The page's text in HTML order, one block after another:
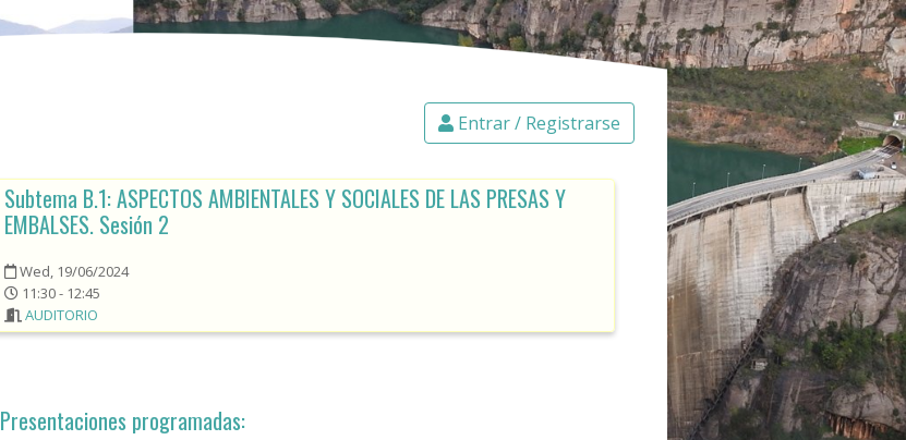
Entrar / Registrarse
Subtema B.1: ASPECTOS AMBIENTALES Y SOCIALES DE LAS PRESAS Y
EMBALSES. Sesión 2
Wed, 19/06/2024
11:30 - 12:45
AUDITORIO
Presentaciones programadas: